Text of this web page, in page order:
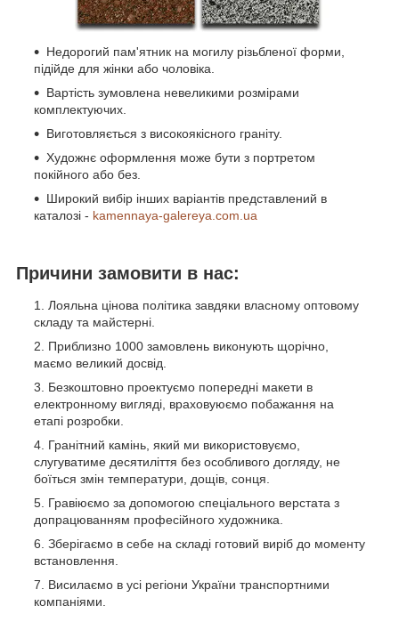
Недорогий пам'ятник на могилу різьбленої форми,
підійде для жінки або чоловіка.
Вартість зумовлена невеликими розмірами
комплектуючих.
Виготовляється з високоякісного граніту.
Художнє оформлення може бути з портретом
покійного або без.
Широкий вибір інших варіантів представлений в
каталозі - kamennaya-galereya.com.ua
Причини замовити в нас:
Лояльна цінова політика завдяки власному оптовому
складу та майстерні.
Приблизно 1000 замовлень виконують щорічно,
маємо великий досвід.
Безкоштовно проектуємо попередні макети в
електронному вигляді, враховуюємо побажання на
етапі розробки.
Гранітний камінь, який ми використовуємо,
слугуватиме десятиліття без особливого догляду, не
боїться змін температури, дощів, сонця.
Гравіюємо за допомогою спеціального верстата з
допрацюванням професійного художника.
Зберігаємо в себе на складі готовий виріб до моменту
встановлення.
Висилаємо в усі регіони України транспортними
компаніями.